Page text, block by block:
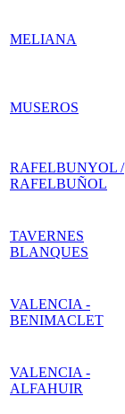
MELIANA
MUSEROS
RAFELBUNYOL /
RAFELBUÑOL
TAVERNES
BLANQUES
VALENCIA -
BENIMACLET
VALENCIA -
ALFAHUIR